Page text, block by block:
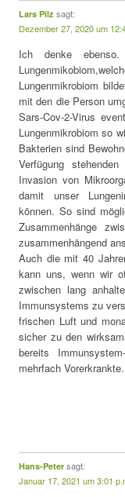
Lars Pilz sagt:
Dezember 27, 2020 um
Ich denke
Lungenmikrobiom
mit den die Person
Sars-Cov-2-Virus
Lungenmikrobiom so
Bakterien sind
Verfügung
Invasion von
damit unser
können. So sind
Zusammenhänge
zusammenhängend
Auch die mit 40
kann uns, wenn wir
zwischen lang
Immunsystems zu
frischen Luft und
sicher zu den
bereits
mehrfach Vorerkrankte.
Hans-Peter sagt:
Januar 17, 2021 um 3:01